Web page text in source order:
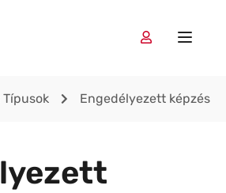
Típusok Engedélyezett képzés